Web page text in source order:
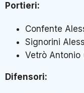
Portieri:
Confente
Signorini
Vetrò Antonio
Difensori: